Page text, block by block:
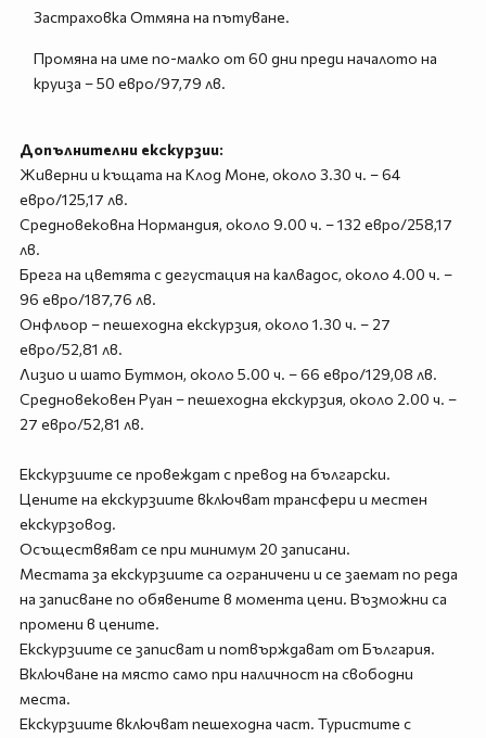
Застраховка Отмяна на пътуване.
Промяна на име по-малко от 60 дни преди началото на
круиза – 50 евро/97,79 лв.
Допълнителни екскурзии:
Живерни и къщата на Клод Моне, около 3.30 ч. – 64
евро/125,17 лв.
Средновековна Нормандия, около 9.00 ч. – 132 евро/258,17
лв.
Брега на цветята с дегустация на калвадос, около 4.00 ч. –
96 евро/187,76 лв.
Онфльор – пешеходна екскурзия, около 1.30 ч. – 27
евро/52,81 лв.
Лизио и шато Бутмон, около 5.00 ч. – 66 евро/129,08 лв.
Средновековен Руан – пешеходна екскурзия, около 2.00 ч. –
27 евро/52,81 лв.
Екскурзиите се провеждат с превод на български.
Цените на екскурзиите включват трансфери и местен
екскурзовод.
Осъществяват се при минимум 20 записани.
Местата за екскурзиите са ограничени и се заемат по реда
на записване по обявените в момента цени. Възможни са
промени в цените.
Екскурзиите се записват и потвърждават от България.
Включване на място само при наличност на свободни
места.
Екскурзиите включват пешеходна част. Туристите с